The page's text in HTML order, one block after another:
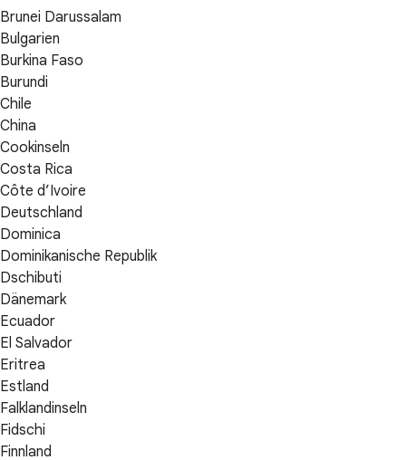
Brunei Darussalam
Bulgarien
Burkina Faso
Burundi
Chile
China
Cookinseln
Costa Rica
Côte d’Ivoire
Deutschland
Dominica
Dominikanische Republik
Dschibuti
Dänemark
Ecuador
El Salvador
Eritrea
Estland
Falklandinseln
Fidschi
Finnland